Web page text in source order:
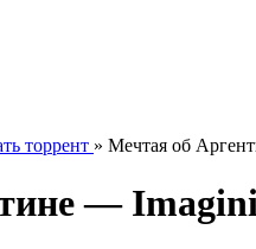
торрент » Мечтая об
—